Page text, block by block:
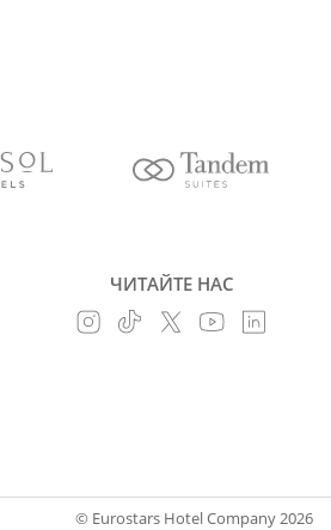
ЧИТАЙТЕ НАС
© Eurostars Hotel Company 2026